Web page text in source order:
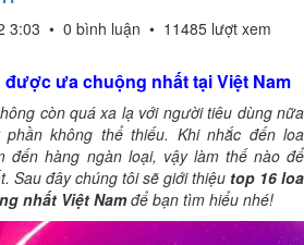
3:03 • 0 bình luận • 11485 lượt xem
ưa chuộng nhất tại Việt Nam
còn quá xa lạ với người tiêu dùng nữa
không thể thiếu. Khi nhắc đến loa
đến hàng ngàn loại, vậy làm thế nào để
Sau đây chúng tôi sẽ giới thiệu top 16 loa
nhất Việt Namđể bạn tìm hiểu nhé!